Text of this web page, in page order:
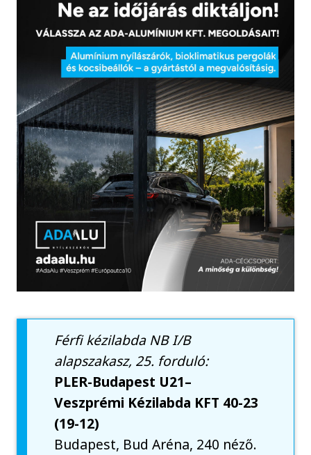
Férfi kézilabda NB I/B
alapszakasz, 25. forduló:
PLER-Budapest U21–
Veszprémi Kézilabda KFT 40-23
(19-12)
Budapest, Bud Aréna, 240 néző.